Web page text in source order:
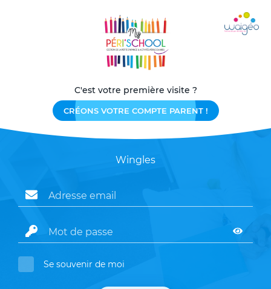
C'est votre première visite ?
CRÉONS VOTRE COMPTE PARENT !
Wingles
Se souvenir de moi